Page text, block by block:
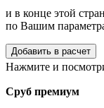
и в конце этой
по Вашим
Добавить в расчет
Нажмите и
Сруб премиум